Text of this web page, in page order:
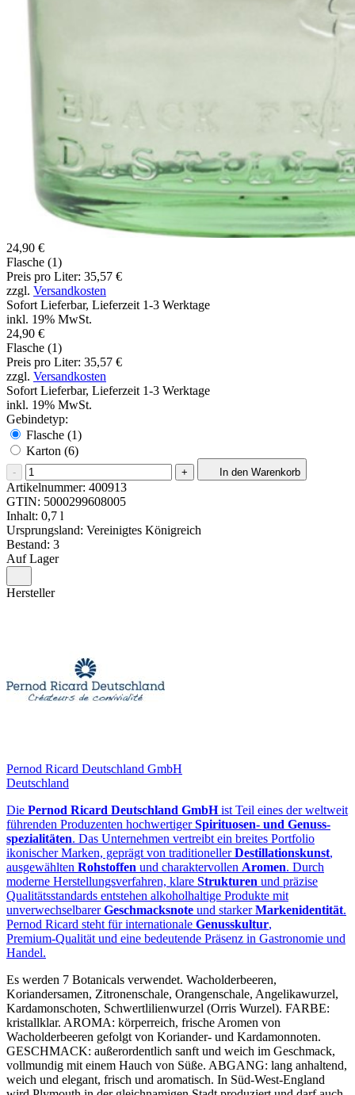
24,90 €
Flasche (1)
Preis pro Liter: 35,57 €
zzgl. Versandkosten
Sofort Lieferbar, Lieferzeit 1-3 Werktage
inkl. 19% MwSt.
24,90 €
Flasche (1)
Preis pro Liter: 35,57 €
zzgl. Versandkosten
Sofort Lieferbar, Lieferzeit 1-3 Werktage
inkl. 19% MwSt.
Gebindetyp:
Flasche (1)
Karton (6)
- + In den Warenkorb
Artikelnummer: 400913
GTIN: 5000299608005
Inhalt: 0,7 l
Ursprungsland: Vereinigtes Königreich
Bestand: 3
Auf Lager
Hersteller
Pernod Ricard Deutschland GmbH
Deutschland
Die Pernod Ricard Deutschland GmbHist Teil eines der weltweit
führenden Produzenten hochwertigerSpirituosen‑ und Genuss­
spezialitäten. Das Unternehmen vertreibt ein breites Portfolio
ikonischer Marken, geprägt von traditionellerDestillationskunst,
ausgewählten Rohstoffen und charaktervollen Aromen. Durch
moderne Herstellungsverfahren, klare Strukturen und präzise
Qualitätsstandards entstehen alkoholhaltige Produkte mit
unverwechselbarerGeschmacksnote und starkerMarkenidentität.
Pernod Ricard steht für internationale Genusskultur,
Premium‑Qualität und eine bedeutende Präsenz in Gastronomie und
Handel.
Es werden 7 Botanicals verwendet. Wacholderbeeren,
Koriandersamen, Zitronenschale, Orangenschale, Angelikawurzel,
Kardamonschoten, Schwertlilienwurzel (Orris Wurzel). FARBE:
kristallklar. AROMA: körperreich, frische Aromen von
Wacholderbeeren gefolgt von Koriander- und Kardamonnoten.
GESCHMACK: außerordentlich sanft und weich im Geschmack,
vollmundig mit einem Hauch von Süße. ABGANG: lang anhaltend,
weich und elegant, frisch und aromatisch. In Süd-West-England